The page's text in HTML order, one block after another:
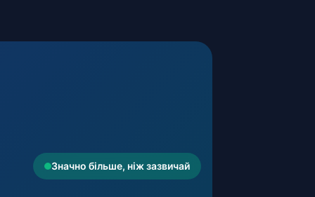
Значно більше, ніж зазвичай